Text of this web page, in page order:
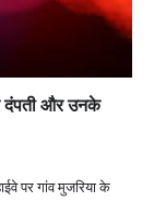
दंपती और उनके
पर गांव मुजरिया के